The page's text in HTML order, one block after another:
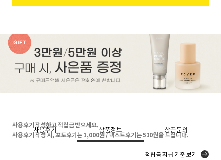
사용후기 상품정보 상품문의
사용후기 작성하고 적립금 받으세요.
사용후기 작성 시, 포토후기는 1,000원 / 텍스트후기는 500원을 드립니다.
적립금 지급 기준 보기